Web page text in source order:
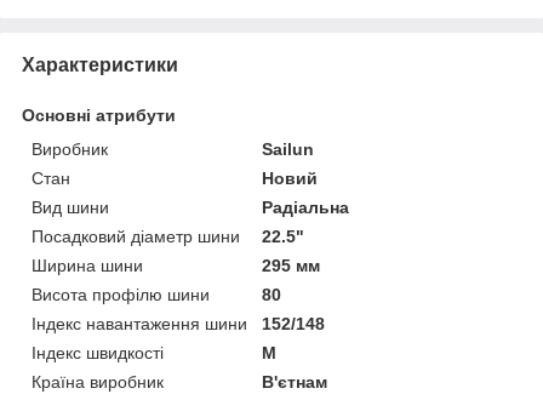
Характеристики
Основні атрибути
Виробник
Sailun
Стан
Новий
Вид шини
Радіальна
Посадковий діаметр шини
22.5"
Ширина шини
295 мм
Висота профілю шини
80
Індекс навантаження шини
152/148
Індекс швидкості
M
Країна виробник
В'єтнам